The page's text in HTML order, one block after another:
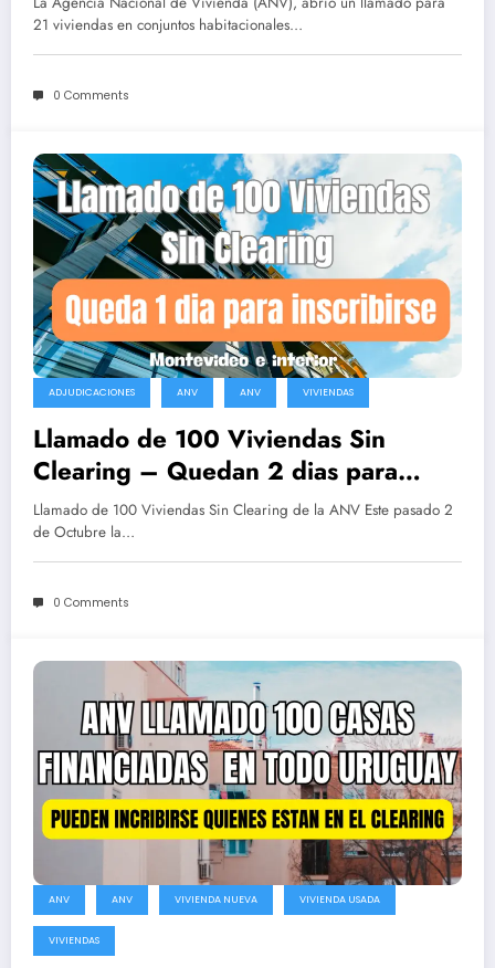
21 viviendas en conjuntos habitacionales…
0 Comments
ADJUDICACIONES ANV ANV VIVIENDAS
Llamado de 100 Viviendas Sin
Clearing – Quedan 2 dias para
inscribirse (Toda la Info e
Inscripción)
Llamado de 100 Viviendas Sin Clearing de la ANV Este pasado 2
de Octubre la…
0 Comments
ANV ANV VIVIENDA NUEVA VIVIENDA USADA
VIVIENDAS